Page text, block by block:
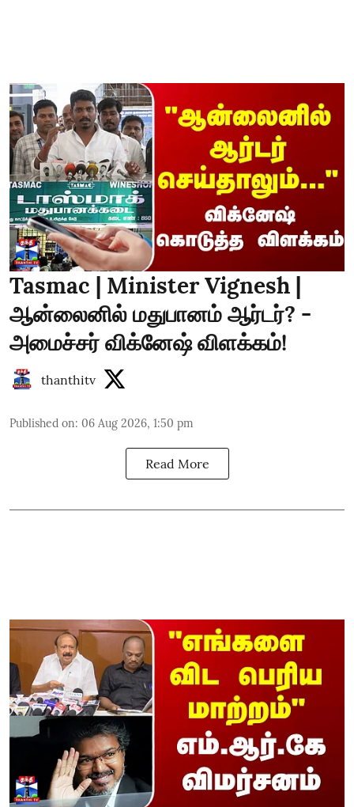
Tasmac | Minister Vignesh |
ஆன்லைனில் மதுபானம் ஆர்டர்? -
அமைச்சர் விக்னேஷ் விளக்கம்!
thanthitv
Published on: 06 Aug 2026, 1:50 pm
Read More